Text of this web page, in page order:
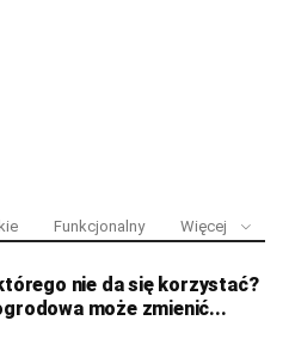
Funkcjonalny Więcej
nie da się korzystać?
może zmienić...